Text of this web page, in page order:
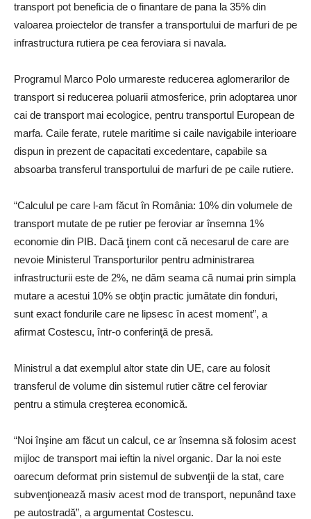
transport pot beneficia de o finantare de pana la 35% din
valoarea proiectelor de transfer a transportului de marfuri de pe
infrastructura rutiera pe cea feroviara si navala.
Programul Marco Polo urmareste reducerea aglomerarilor de
transport si reducerea poluarii atmosferice, prin adoptarea unor
cai de transport mai ecologice, pentru transportul European de
marfa. Caile ferate, rutele maritime si caile navigabile interioare
dispun in prezent de capacitati excedentare, capabile sa
absoarba transferul transportului de marfuri de pe caile rutiere.
“Calculul pe care l-am făcut în România: 10% din volumele de
transport mutate de pe rutier pe feroviar ar însemna 1%
economie din PIB. Dacă ţinem cont că necesarul de care are
nevoie Ministerul Transporturilor pentru administrarea
infrastructurii este de 2%, ne dăm seama că numai prin simpla
mutare a acestui 10% se obţin practic jumătate din fonduri,
sunt exact fondurile care ne lipsesc în acest moment”, a
afirmat Costescu, într-o conferinţă de presă.
Ministrul a dat exemplul altor state din UE, care au folosit
transferul de volume din sistemul rutier către cel feroviar
pentru a stimula creşterea economică.
“Noi înşine am făcut un calcul, ce ar însemna să folosim acest
mijloc de transport mai ieftin la nivel organic. Dar la noi este
oarecum deformat prin sistemul de subvenţii de la stat, care
subvenţionează masiv acest mod de transport, nepunând taxe
pe autostradă”, a argumentat Costescu.